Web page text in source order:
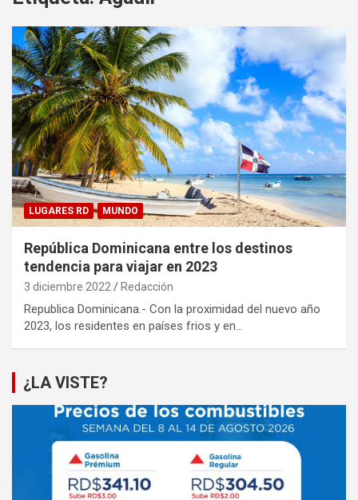
LUGARES RD MUNDO
República Dominicana entre los destinos
tendencia para viajar en 2023
3 diciembre 2022 Redacción
Republica Dominicana.- Con la proximidad del nuevo año
2023, los residentes en países frios y en…
¿LA VISTE?